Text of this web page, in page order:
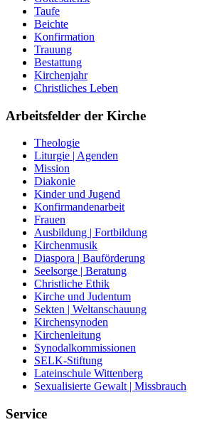
Taufe
Beichte
Konfirmation
Trauung
Bestattung
Kirchenjahr
Christliches Leben
Arbeitsfelder der Kirche
Theologie
Liturgie | Agenden
Mission
Diakonie
Kinder und Jugend
Konfirmandenarbeit
Frauen
Ausbildung | Fortbildung
Kirchenmusik
Diaspora | Bauförderung
Seelsorge | Beratung
Christliche Ethik
Kirche und Judentum
Sekten | Weltanschauung
Kirchensynoden
Kirchenleitung
Synodalkommissionen
SELK-Stiftung
Lateinschule Wittenberg
Sexualisierte Gewalt | Missbrauch
Service